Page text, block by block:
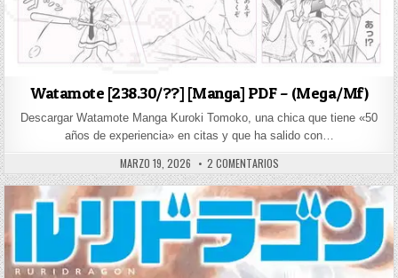
Watamote [238.30/??] [Manga] PDF – (Mega/Mf)
Descargar Watamote Manga Kuroki Tomoko, una chica que tiene «50
años de experiencia» en citas y que ha salido con…
PUBLISHED DATE:
MARZO 19, 2026 2 COMENTARIOSEN WATAMOTE [238.30/??]